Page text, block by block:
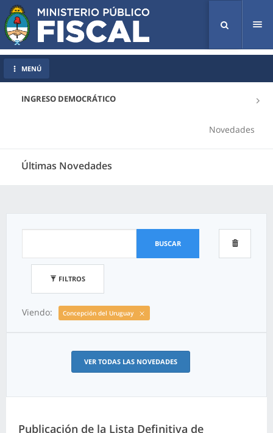
INGRESO DEMOCRÁTICO
Novedades
Últimas Novedades
MENÚ
BUSCAR
FILTROS
Viendo: Concepción del Uruguay
VER TODAS LAS NOVEDADES
Publicación de la Lista Definitiva de